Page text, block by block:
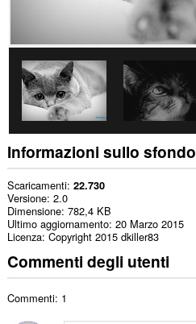
Informazioni sullo sfondo
Scaricamenti 22.730
Versione 2.0
Dimensione 782,4 KB
Ultimo aggiornamento 20 Marzo 2015
Licenza Copyright 2015 dkiller83
Commenti degli utenti
Commenti: 1